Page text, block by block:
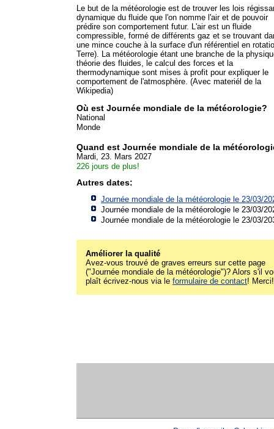
Le but de la météorologie est de trouver les lois
dynamique du fluide que l'on nomme l'air et de pouvoir
prédire son comportement futur. L'air est un fluide
compressible, formé de différents gaz et se trouvant
une mince couche à la surface d'un référentiel en
Terre). La météorologie étant une branche de la
théorie des fluides, le calcul des forces et la
thermodynamique sont mises à profit pour expliquer le
comportement de l'atmosphère. (Avec materiél de la
Wikipedia)
Où est Journée mondiale de la météorologie?
National
Monde
Quand est Journée mondiale de la
Mardi, 23. Mars 2027
226 jours de plus!
Autres dates:
Journée mondiale de la météorologie le 23/03/
Journée mondiale de la météorologie le 23/03/
Journée mondiale de la météorologie le 23/03/
Améliorer la qualité
Avez-vous trouvé de graves erreurs sur cette page
("Journée mondiale de la météorologie")? Alors s'il
plaît écrivez-nous via le formulaire de contact! Merci!